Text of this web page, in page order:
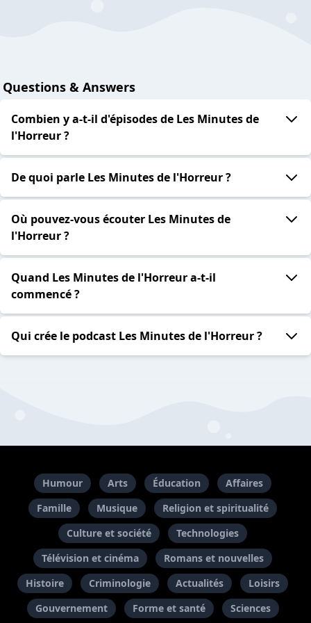
Questions & Answers
Combien y a-t-il d'épisodes de Les Minutes de
l'Horreur ?
De quoi parle Les Minutes de l'Horreur ?
Où pouvez-vous écouter Les Minutes de
l'Horreur ?
Quand Les Minutes de l'Horreur a-t-il
commencé ?
Qui crée le podcast Les Minutes de l'Horreur ?
Humour Arts Éducation
Affaires
Famille
Musique
Religion et spiritualité
Culture et société
Technologies
Télévision et cinéma
Romans et nouvelles
Histoire
Criminologie Actualités
Loisirs
Gouvernement
Forme et santé Sciences